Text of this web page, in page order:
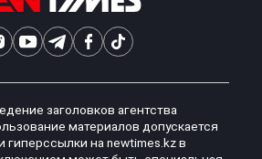
заголовков агентства
материалов допускается
гиперссылки на newtimes.kz в